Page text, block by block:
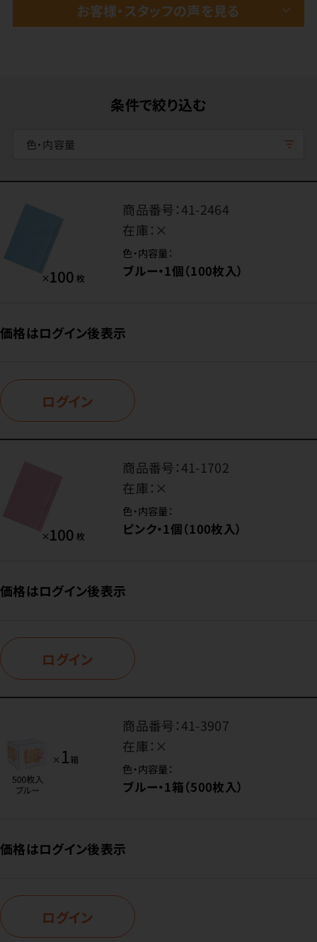
お客様・スタッフの声を見る
条件で絞り込む
色・内容量
商品番号：41-2464
在庫： ×
色・内容量：
ブルー・1個（100枚入）
価格はログイン後表示
ログイン
商品番号：41-1702
在庫： ×
色・内容量：
ピンク・1個（100枚入）
価格はログイン後表示
ログイン
商品番号：41-3907
在庫： ×
色・内容量：
ブルー・1箱（500枚入）
価格はログイン後表示
ログイン